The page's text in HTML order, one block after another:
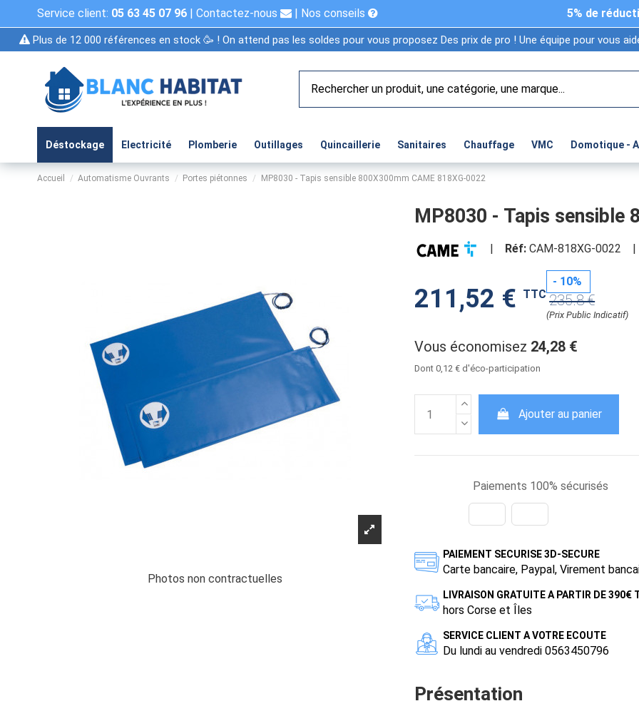
Service client: 05 63 45 07 96 | Contactez-nous | Nos conseils 5% de
Plus de 12 000 références en stock 🥳 ! On attend pas les soldes pour vous proposez Des prix de pro ! Une équipe pour vous
Déstockage Electricité Plomberie Outillages Quincaillerie Sanitaires Chauffage VMC Domotique -
Accueil Automatisme Ouvrants Portes piétonnes MP8030 - Tapis sensible 800X300mm CAME 818XG-0022
Photos non contractuelles
MP8030 - Tapis sensible
| Réf: CAM-818XG-0022 |
211,52 € TTC
- 10%
235.8 €
(Prix Public Indicatif)
Vous économisez 24,28 €
Dont 0,12 € d'éco-participation
Ajouter au panier
Paiements 100% sécurisés
PAIEMENT SECURISE 3D-SECURE
Carte bancaire, Paypal, Virement
LIVRAISON GRATUITE A PARTIR DE 390€
hors Corse et Îles
SERVICE CLIENT A VOTRE ECOUTE
Du lundi au vendredi 0563450796
Présentation